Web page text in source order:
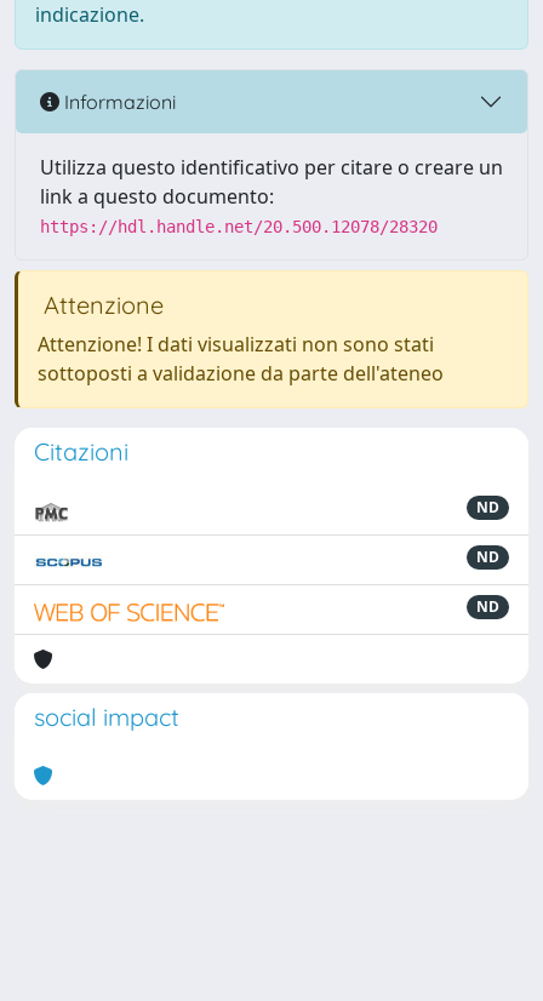
indicazione.
Informazioni
Utilizza questo identificativo per citare o creare un
link a questo documento:
https://hdl.handle.net/20.500.12078/28320
Attenzione
Attenzione! I dati visualizzati non sono stati
sottoposti a validazione da parte dell'ateneo
Citazioni
ND
ND
ND
social impact